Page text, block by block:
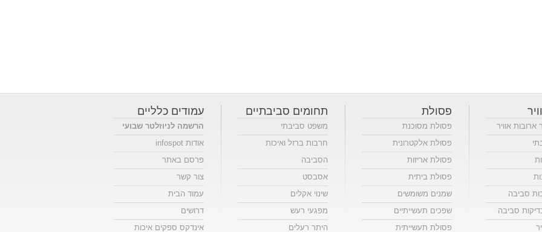
ארובות אוויר
סביבה
סביבה
פסולת
פסולת מסוכנת
פסולת אלקטרונית
פסולת אריזות
פסולת ביתית
שמנים משומשים
שפכים תעשייתיים
פסולת תעשייתית
תחומים סביבתיים
משפט סביבתי
חרבות ברזל ואיכות
הסביבה
אסבסט
שינוי אקלים
מפגעי רעש
היתר רעלים
עמודים כלליים
הרשמה לניוזלטר שבועי
אודות infospot
פרסם באתר
צור קשר
עמוד הבית
דרושים
אינדקס ספקים איכות